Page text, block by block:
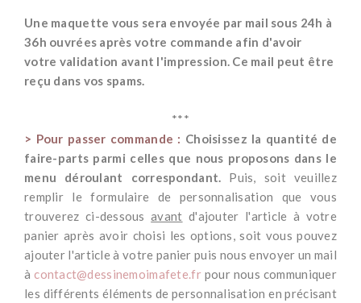
Une maquette vous sera envoyée par mail sous 24h à
36h ouvrées après votre commande afin d'avoir
votre validation avant l'impression. Ce mail peut être
reçu dans vos spams.
***
> Pour passer commande : Choisissez la quantité de
faire-parts parmi celles que nous proposons dans le
menu déroulant correspondant. Puis, soit veuillez
remplir le formulaire de personnalisation que vous
trouverez ci-dessousavant d'ajouter l'article à votre
panier après avoir choisi les options, soit vous pouvez
ajouter l'article à votre panier puis nous envoyer un mail
à contact@dessinemoimafete.frpour nous communiquer
les différents éléments de personnalisation en précisant